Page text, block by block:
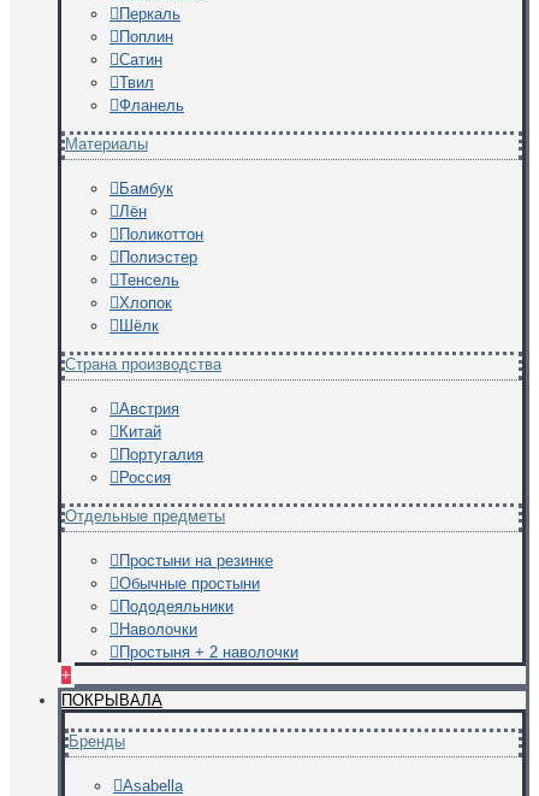
Перкаль
Поплин
Сатин
Твил
Фланель
Материалы
Бамбук
Лён
Поликоттон
Полиэстер
Тенсель
Хлопок
Шёлк
Страна производства
Австрия
Китай
Португалия
Россия
Отдельные предметы
Простыни на резинке
Обычные простыни
Пододеяльники
Наволочки
Простыня + 2 наволочки
+
ПОКРЫВАЛА
Бренды
Asabella